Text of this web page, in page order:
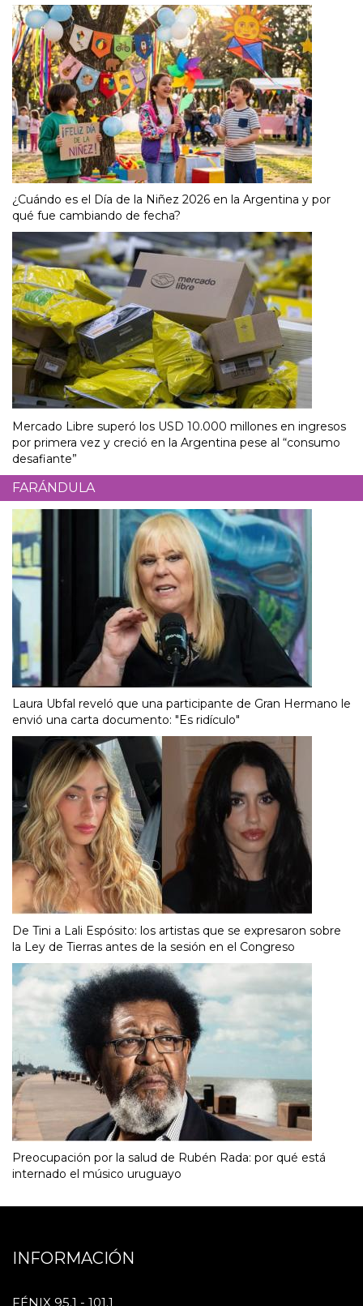
¿Cuándo es el Día de la Niñez 2026 en la Argentina y por
qué fue cambiando de fecha?
Mercado Libre superó los USD 10.000 millones en ingresos
por primera vez y creció en la Argentina pese al “consumo
desafiante”
FARÁNDULA
Laura Ubfal reveló que una participante de Gran Hermano le
envió una carta documento: "Es ridículo"
De Tini a Lali Espósito: los artistas que se expresaron sobre
la Ley de Tierras antes de la sesión en el Congreso
Preocupación por la salud de Rubén Rada: por qué está
internado el músico uruguayo
INFORMACIÓN
FÉNIX 95.1 - 101.1